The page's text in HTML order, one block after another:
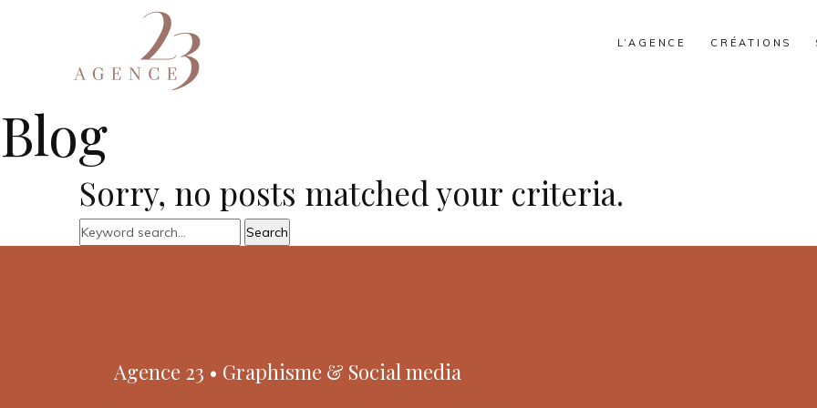
L’AGENCE CRÉATIONS
Blog
Sorry, no posts matched your criteria.
Agence 23 • Graphisme & Social media